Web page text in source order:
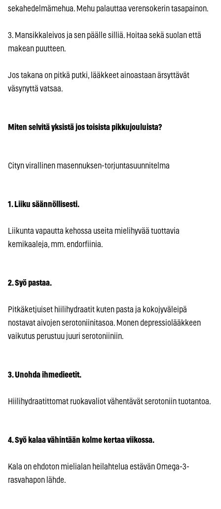
sekahedelmämehua. Mehu palauttaa verensokerin tasapainon.
3. Mansikkaleivos ja sen päälle silliä. Hoitaa sekä suolan että
makean puutteen.
Jos takana on pitkä putki, lääkkeet ainoastaan ärsyttävät
väsynyttä vatsaa.
Miten selvitä yksistä jos toisista pikkujouluista?
Cityn virallinen masennuksen-torjuntasuunnitelma
1. Liiku säännöllisesti.
Liikunta vapautta kehossa useita mielihyvää tuottavia
kemikaaleja, mm. endorfiinia.
2. Syö pastaa.
Pitkäketjuiset hiilihydraatit kuten pasta ja kokojyväleipä
nostavat aivojen serotoniinitasoa. Monen depressiolääkkeen
vaikutus perustuu juuri serotoniiniin.
3. Unohda ihmedieetit.
Hiilihydraatittomat ruokavaliot vähentävät serotoniin tuotantoa.
4. Syö kalaa vähintään kolme kertaa viikossa.
Kala on ehdoton mielialan heilahtelua estävän Omega-3-
rasvahapon lähde.